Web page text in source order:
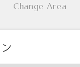
Change Area